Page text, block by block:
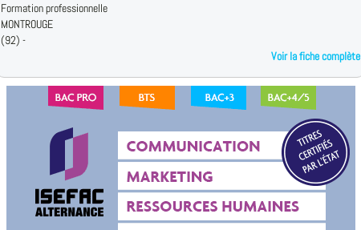
Formation professionnelle
MONTROUGE
(92) -
Voir la fiche complète